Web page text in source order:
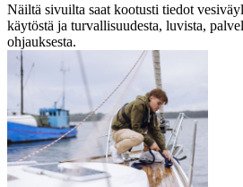
Näiltä sivuilta saat kootusti tiedot
käytöstä ja turvallisuudesta, luvista,
ohjauksesta.